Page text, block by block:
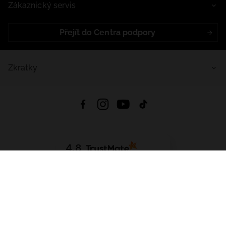
Zákaznický servis
Přejít do Centra podpory
4.8